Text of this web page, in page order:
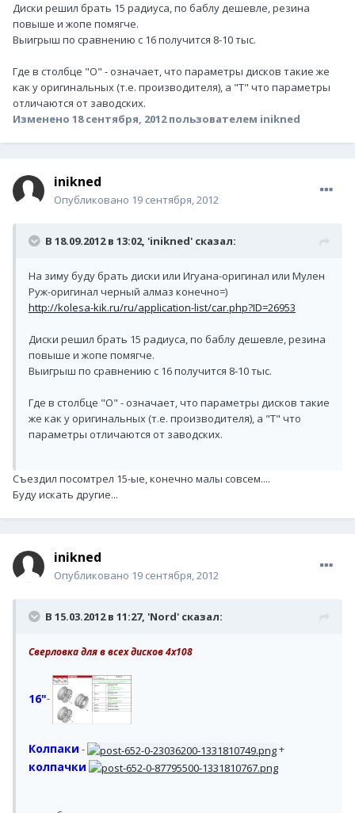
Диски решил брать 15 радиуса, по баблу дешевле, резина
повыше и жопе помягче.
Выигрыш по сравнению с 16 получится 8-10 тыс.
Где в столбце "О" - означает, что параметры дисков такие же
как у оригинальных (т.е. производителя), а "Т" что параметры
отличаются от заводских.
Изменено 18 сентября, 2012пользователем inikned
inikned
Опубликовано 19 сентября, 2012
В 18.09.2012 в 13:02, 'inikned' сказал:
На зиму буду брать диски или Игуана-оригинал или Мулен
Руж-оригинал черный алмаз конечно=)
http://kolesa-kik.ru/ru/application-list/car.php?ID=26953
Диски решил брать 15 радиуса, по баблу дешевле, резина
повыше и жопе помягче.
Выигрыш по сравнению с 16 получится 8-10 тыс.
Где в столбце "О" - означает, что параметры дисков такие
же как у оригинальных (т.е. производителя), а "Т" что
параметры отличаются от заводских.
Съездил посомтрел 15-ые, конечно малы совсем....
Буду искать другие...
inikned
Опубликовано 19 сентября, 2012
В 15.03.2012 в 11:27, 'Nord' сказал:
Сверловка для в всех дисков 4х108
16"-
Колпаки - +
колпачки